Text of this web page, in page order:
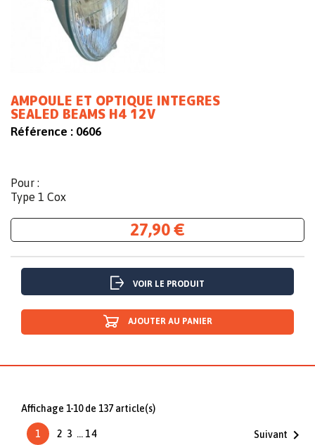
AMPOULE ET OPTIQUE INTEGRES
SEALED BEAMS H4 12V
Référence : 0606
Pour :
Type 1 Cox
27,90 €
VOIR LE PRODUIT
AJOUTER AU PANIER
Affichage 1-10 de 137 article(s)
1 2 3 … 14 Suivant 